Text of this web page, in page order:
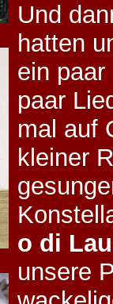
Und
hatten
ein
paar
mal auf
kleiner
o di
unsere